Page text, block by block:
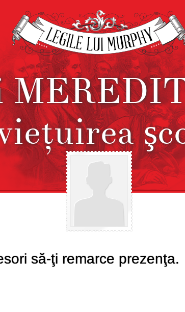
să-ţi remarce prezenţa.